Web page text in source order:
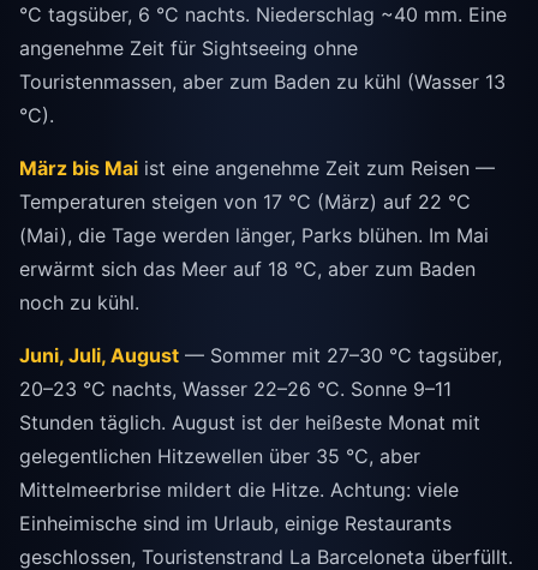
°C tagsüber, 6 °C nachts. Niederschlag ~40 mm. Eine
angenehme Zeit für Sightseeing ohne
Touristenmassen, aber zum Baden zu kühl (Wasser 13
°C).
März bis Mai ist eine angenehme Zeit zum Reisen —
Temperaturen steigen von 17 °C (März) auf 22 °C
(Mai), die Tage werden länger, Parks blühen. Im Mai
erwärmt sich das Meer auf 18 °C, aber zum Baden
noch zu kühl.
Juni, Juli, August — Sommer mit 27–30 °C tagsüber,
20–23 °C nachts, Wasser 22–26 °C. Sonne 9–11
Stunden täglich. August ist der heißeste Monat mit
gelegentlichen Hitzewellen über 35 °C, aber
Mittelmeerbrise mildert die Hitze. Achtung: viele
Einheimische sind im Urlaub, einige Restaurants
geschlossen, Touristenstrand La Barceloneta überfüllt.